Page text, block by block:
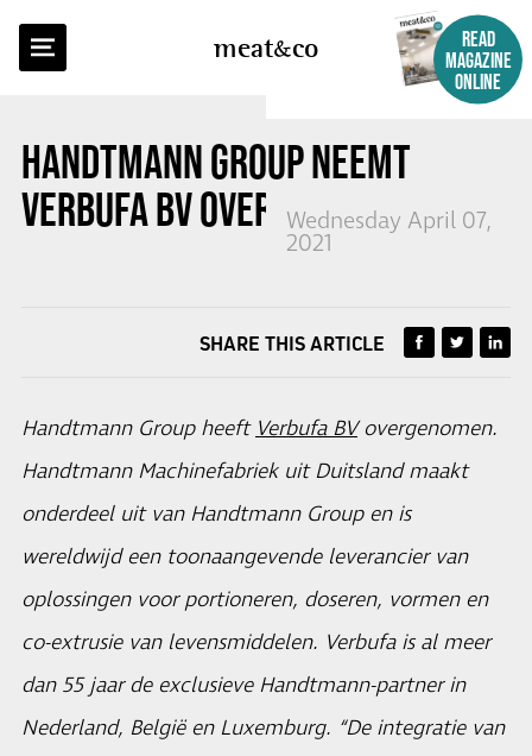
meatco
READ
MAGAZINE
ONLINE
HANDTMANN GROUP NEEMT
VERBUFA BV OVER
Wednesday April 07,
2021
BACK TO OVERVIEW
SHARE THIS ARTICLE
Handtmann Group heeftVerbufa BVovergenomen.
Handtmann Machinefabriek uit Duitsland maakt
onderdeel uit van Handtmann Group en is
wereldwijd een toonaangevende leverancier van
oplossingen voor portioneren, doseren, vormen en
co-extrusie van levensmiddelen. Verbufa is al meer
dan 55 jaar de exclusieve Handtmann-partner in
Nederland, België en Luxemburg. “De integratie van